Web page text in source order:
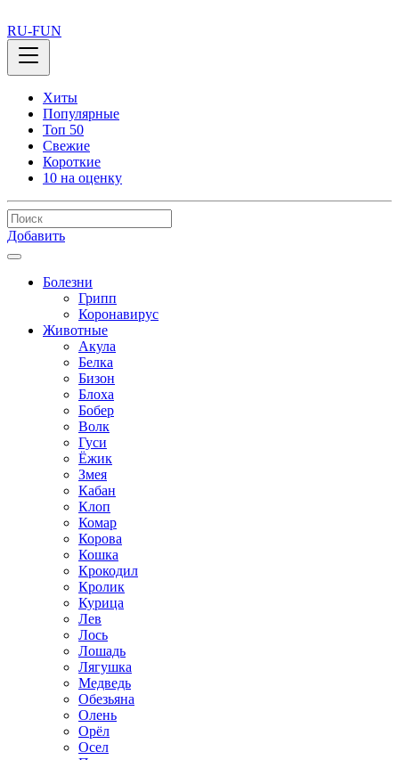
RU-FUN
Хиты
Популярные
Топ 50
Свежие
Короткие
10 на оценку
Добавить
Болезни
Грипп
Коронавирус
Животные
Акула
Белка
Бизон
Блоха
Бобер
Волк
Гуси
Ёжик
Змея
Кабан
Клоп
Комар
Корова
Кошка
Крокодил
Кролик
Курица
Лев
Лось
Лошадь
Лягушка
Медведь
Обезьяна
Олень
Орёл
Осел